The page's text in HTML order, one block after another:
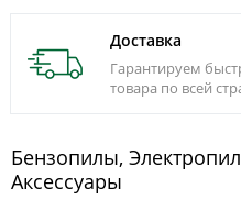
Доставка
Гарантируем
товара по всей
Бензопилы,
Аксессуары